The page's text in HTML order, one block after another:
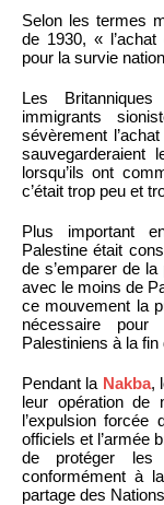
Selon les termes
de 1930, «
pour la survie
Les
immigrants
sévèrement
sauvegarderaient
lorsqu’ils ont
c’était trop peu et
Plus important
Palestine était
de s’emparer de
avec le moins de
ce mouvement la
nécessaire
Palestiniens à la fin
Pendant la Nakba,
leur opération de
l’expulsion
officiels et l’armée
de protéger
conformément à
partage des